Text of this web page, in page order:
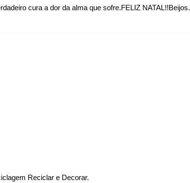
cura a dor da alma que sofre.FELIZ NATAL!!Beijos.
Reciclar e Decorar.